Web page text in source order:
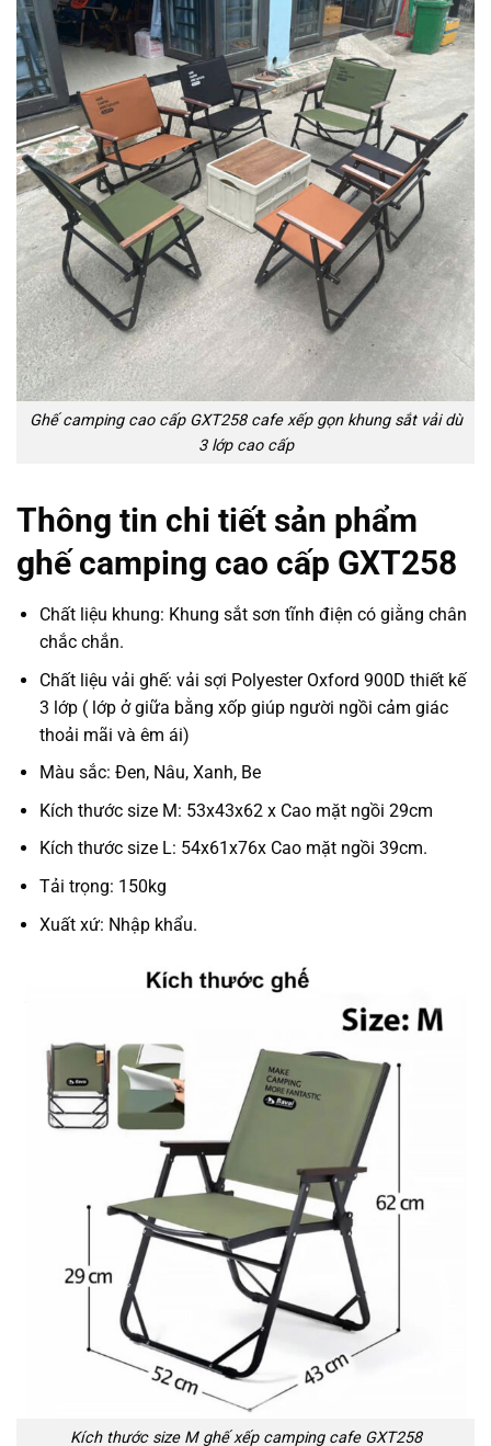
Ghế camping cao cấp GXT258 cafe xếp gọn khung sắt vải dù
3 lớp cao cấp
Thông tin chi tiết sản phẩm
ghế camping cao cấp GXT258
Chất liệu khung: Khung sắt sơn tĩnh điện có giằng chân
chắc chắn.
Chất liệu vải ghế: vải sợi Polyester Oxford 900D thiết kế
3 lớp ( lớp ở giữa bằng xốp giúp người ngồi cảm giác
thoải mãi và êm ái)
Màu sắc: Đen, Nâu, Xanh, Be
Kích thước size M: 53x43x62 x Cao mặt ngồi 29cm
Kích thước size L: 54x61x76x Cao mặt ngồi 39cm.
Tải trọng: 150kg
Xuất xứ: Nhập khẩu.
Kích thước size M ghế xếp camping cafe GXT258